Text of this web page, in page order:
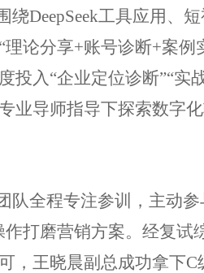
DeepSeek工具应用、
论分享+账号诊断+案例
投入“企业定位诊断”“实
业导师指导下探索数字化
队全程专注参训，主动参
打磨营销方案。经复试
，王晓晨副总成功拿下C